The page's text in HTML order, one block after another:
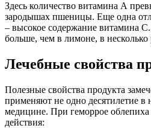
Здесь количество витамина А
зародышах пшеницы. Еще одна
– высокое содержание витамина
больше, чем в лимоне, в несколько
Лечебные свойства
Полезные свойства продукта
применяют не одно десятилетие
медицине. При геморрое
действия: